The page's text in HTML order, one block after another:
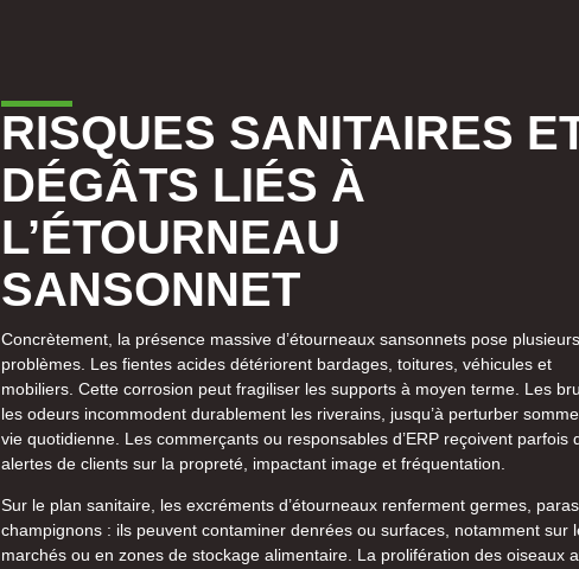
RISQUES SANITAIRES
DÉGÂTS LIÉS À
L’ÉTOURNEAU
SANSONNET
Concrètement, la présence massive d’étourneaux sansonnets pose plusieurs
problèmes. Les fientes acides détériorent bardages, toitures, véhicules et
mobiliers. Cette corrosion peut fragiliser les supports à moyen terme. Les
les odeurs incommodent durablement les riverains, jusqu’à perturber
vie quotidienne. Les commerçants ou responsables d’ERP reçoivent parfois
alertes de clients sur la propreté, impactant image et fréquentation.
Sur le plan sanitaire, les excréments d’étourneaux renferment germes,
champignons : ils peuvent contaminer denrées ou surfaces, notamment sur
marchés ou en zones de stockage alimentaire. La prolifération des oiseaux